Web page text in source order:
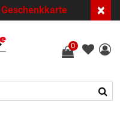
Geschenkkarte ×
0